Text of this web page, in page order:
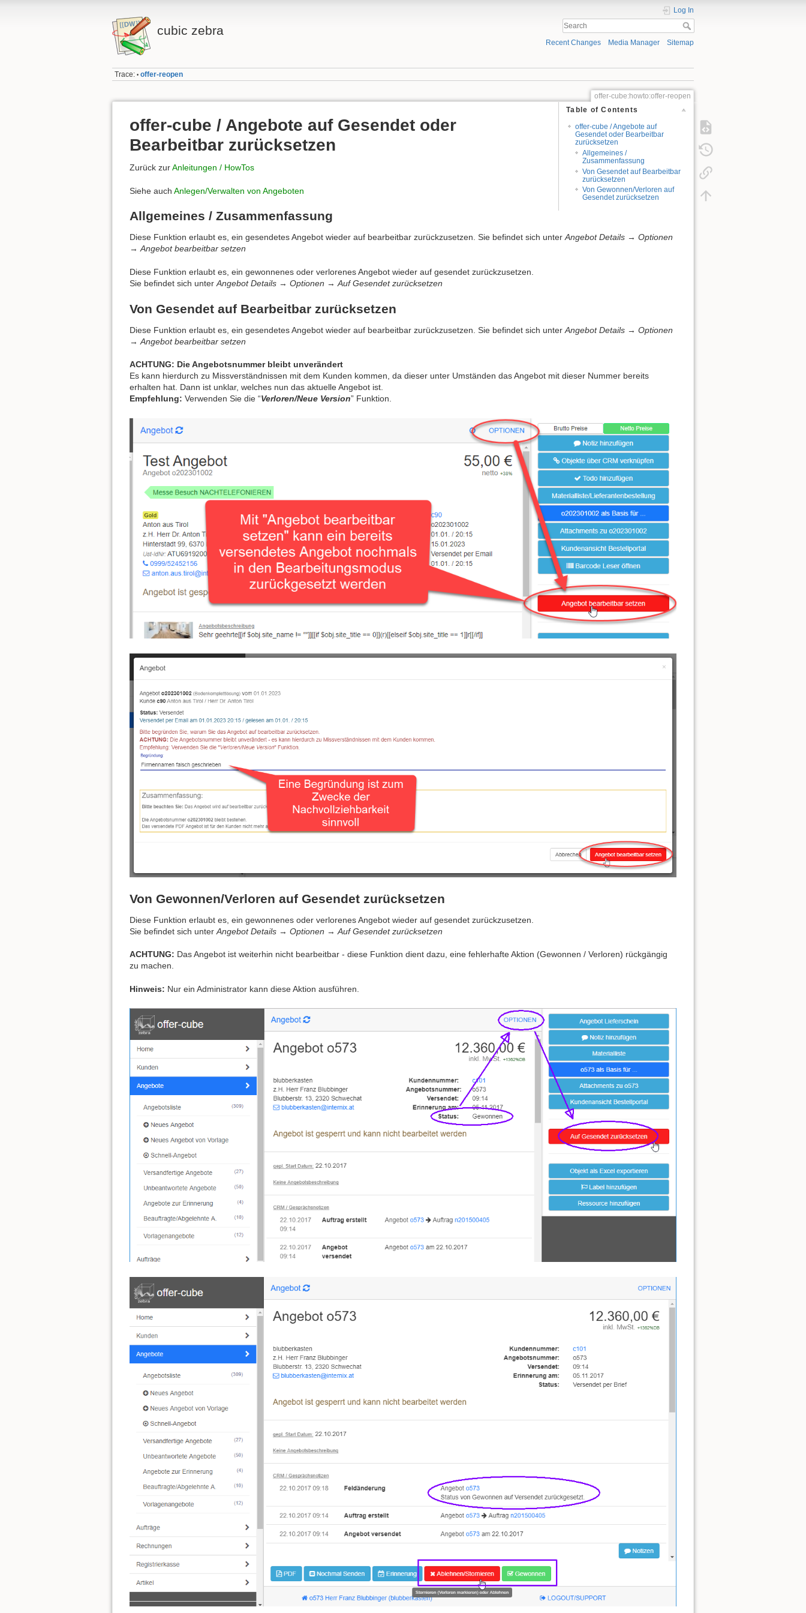
cubic zebra
Log In
Recent Changes Media Manager Sitemap
Trace: • offer-reopen
offer-cube:howto:offer-reopen
Table of Contents
offer-cube / Angebote auf
Gesendet oder Bearbeitbar
zurücksetzen
Allgemeines /
Zusammenfassung
Von Gesendet auf Bearbeitbar
zurücksetzen
Von Gewonnen/Verloren auf
Gesendet zurücksetzen
offer-cube / Angebote auf Gesendet oder
Bearbeitbar zurücksetzen
Zurück zurAnleitungen / HowTos
Siehe auch Anlegen/Verwalten von Angeboten
Allgemeines / Zusammenfassung
Diese Funktion erlaubt es, ein gesendetes Angebot wieder auf bearbeitbar zurückzusetzen. Sie befindet sich unterAngebot Details → Optionen
→Angebot bearbeitbar setzen
Diese Funktion erlaubt es, ein gewonnenes oder verlorenes Angebot wieder auf gesendet zurückzusetzen.
Sie befindet sich unter Angebot Details → Optionen → Auf Gesendet zurücksetzen
Von Gesendet auf Bearbeitbar zurücksetzen
Diese Funktion erlaubt es, ein gesendetes Angebot wieder auf bearbeitbar zurückzusetzen. Sie befindet sich unter Angebot Details → Optionen
→ Angebot bearbeitbar setzen
ACHTUNG: Die Angebotsnummer bleibt unverändert
Es kann hierdurch zu Missverständnissen mit dem Kunden kommen, da dieser unter Umständen das Angebot mit dieser Nummer bereits
erhalten hat. Dann ist unklar, welches nun das aktuelle Angebot ist.
Empfehlung: Verwenden Sie die “Verloren/Neue Version” Funktion.
Von Gewonnen/Verloren auf Gesendet zurücksetzen
Diese Funktion erlaubt es, ein gewonnenes oder verlorenes Angebot wieder auf gesendet zurückzusetzen.
Sie befindet sich unter Angebot Details → Optionen → Auf Gesendet zurücksetzen
ACHTUNG: Das Angebot ist weiterhin nicht bearbeitbar - diese Funktion dient dazu, eine fehlerhafte Aktion (Gewonnen / Verloren) rückgängig
zu machen.
Hinweis: Nur ein Administrator kann diese Aktion ausführen.